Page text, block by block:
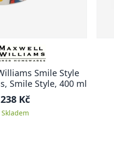
Smile Style
Smile Style, 400 ml
238 Kč
Skladem